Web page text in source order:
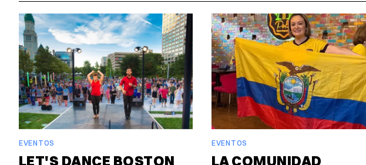
EVENTOS
LET'S DANCE BOSTON
EVENTOS
LA COMUNIDAD